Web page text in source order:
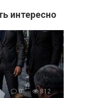
интересно
0 812